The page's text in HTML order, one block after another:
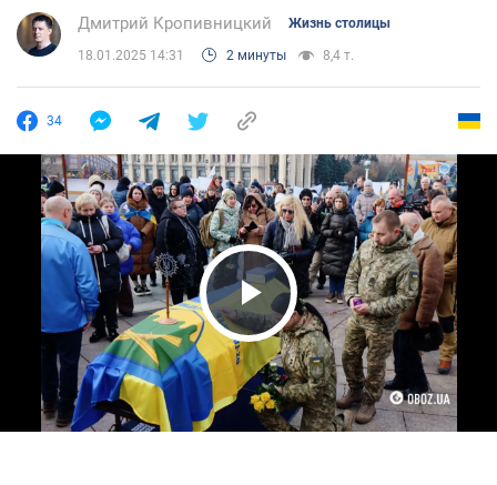
Дмитрий Кропивницкий Жизнь столицы
18.01.2025 14:31 2 минуты 8,4 т.
34
Play Video